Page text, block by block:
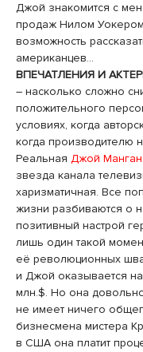
Джой знакомится с
продаж Нилом
возможность
американцев…
ВПЕЧАТЛЕНИЯ И
– насколько сложно
положительного
условиях, когда
когда производителю
Реальная Джой
звезда канала
харизматичная. Все
жизни разбиваются о
позитивный настрой
лишь один такой
её революционных
и Джой оказывается на
млн.$. Но она
не имеет ничего
бизнесмена мистера
в США она платит